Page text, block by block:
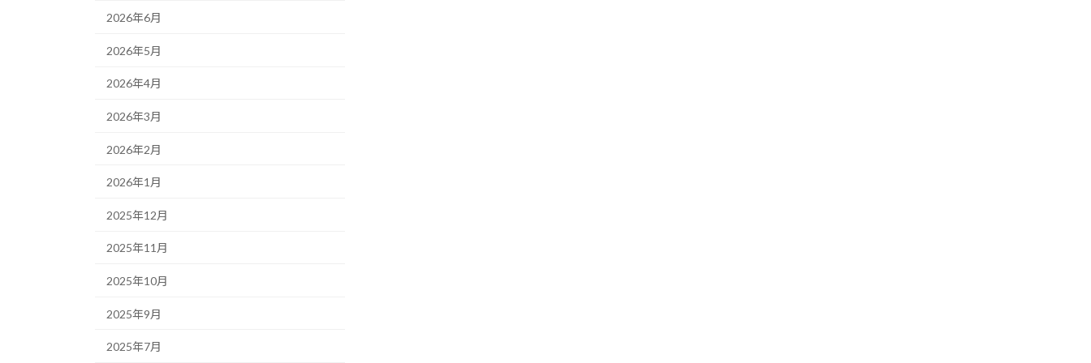
2026年6月
2026年5月
2026年4月
2026年3月
2026年2月
2026年1月
2025年12月
2025年11月
2025年10月
2025年9月
2025年7月